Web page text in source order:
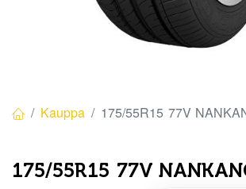
Kauppa 175/55R15 77V
175/55R15 77V